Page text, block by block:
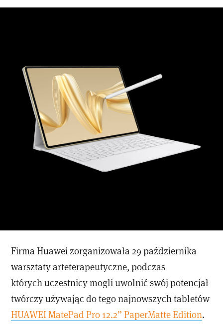
Firma Huawei zorganizowała 29 października
warsztaty arteterapeutyczne, podczas
których uczestnicy mogli uwolnić swój potencjał
twórczy używając do tego najnowszych tabletów
HUAWEI MatePad Pro 12.2” PaperMatte Edition.